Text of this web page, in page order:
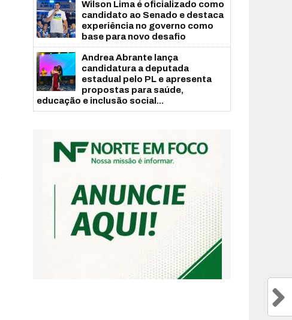
Wilson Lima é oficializado como
candidato ao Senado e destaca
experiência no governo como
base para novo desafio
Andrea Abrante lança
candidatura a deputada
estadual pelo PL e apresenta
propostas para saúde,
educação e inclusão social...